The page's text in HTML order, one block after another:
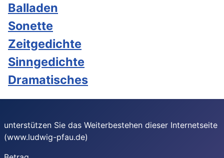
Balladen
Sonette
Zeitgedichte
Sinngedichte
Dramatisches
unterstützen Sie das Weiterbestehen dieser Internetseite
(www.ludwig-pfau.de)